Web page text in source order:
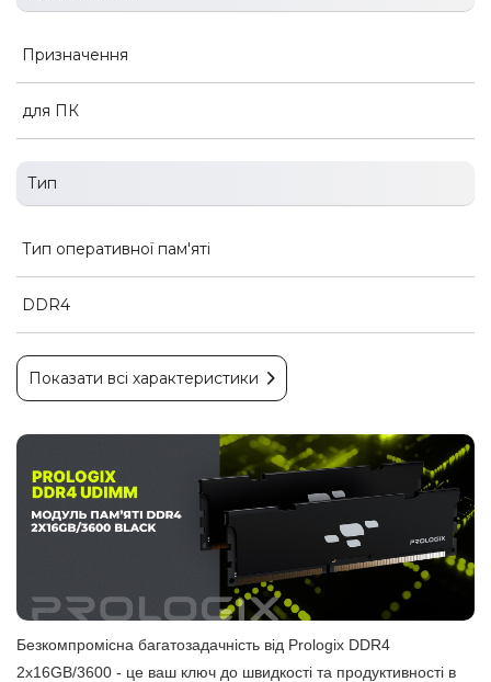
Призначення
для ПК
Тип
Тип оперативної пам'яті
DDR4
Показати всі характеристики
Безкомпромісна багатозадачність від Prologix DDR4
2x16GB/3600 - це ваш ключ до швидкості та продуктивності в